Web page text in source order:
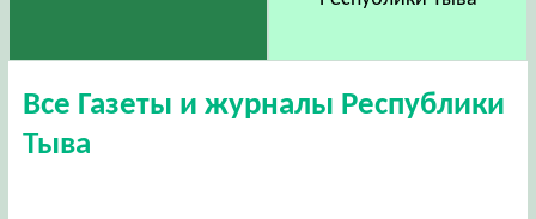
Все Газеты и журналы Республики
Тыва